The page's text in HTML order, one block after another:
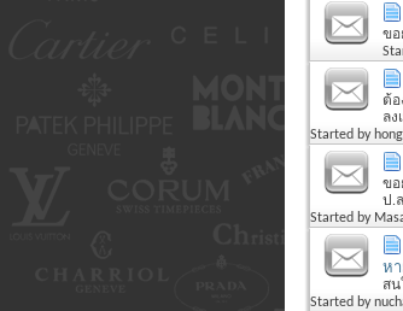
ขอ
ต้อ
ลง
Started by
ขอ
ป.
Started by
ห
สน
Started by